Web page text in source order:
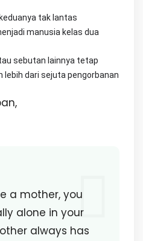
tak lantas
manusia kelas dua
sebutan lainnya tetap
lebih dari sejuta pengorbanan
a mother, you
alone in your
always has